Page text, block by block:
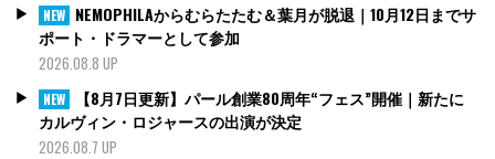
NEW NEMOPHILAからむらたたむ＆葉月が脱退｜10月12日までサ
ポート・ドラマーとして参加
2026.08.8 UP
NEW
【8月7日更新】パール創業80周年“フェス”開催｜新たに
カルヴィン・ロジャースの出演が決定
2026.08.7 UP